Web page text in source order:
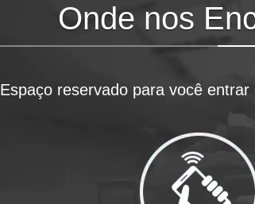
Onde nos
Espaço reservado para você